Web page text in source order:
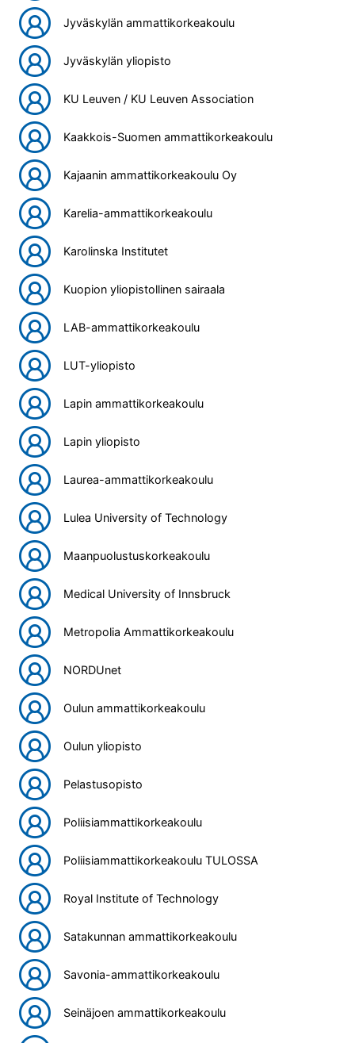
Jyväskylän ammattikorkeakoulu
Jyväskylän yliopisto
KU Leuven / KU Leuven Association
Kaakkois-Suomen ammattikorkeakoulu
Kajaanin ammattikorkeakoulu Oy
Karelia-ammattikorkeakoulu
Karolinska Institutet
Kuopion yliopistollinen sairaala
LAB-ammattikorkeakoulu
LUT-yliopisto
Lapin ammattikorkeakoulu
Lapin yliopisto
Laurea-ammattikorkeakoulu
Lulea University of Technology
Maanpuolustuskorkeakoulu
Medical University of Innsbruck
Metropolia Ammattikorkeakoulu
NORDUnet
Oulun ammattikorkeakoulu
Oulun yliopisto
Pelastusopisto
Poliisiammattikorkeakoulu
Poliisiammattikorkeakoulu TULOSSA
Royal Institute of Technology
Satakunnan ammattikorkeakoulu
Savonia-ammattikorkeakoulu
Seinäjoen ammattikorkeakoulu